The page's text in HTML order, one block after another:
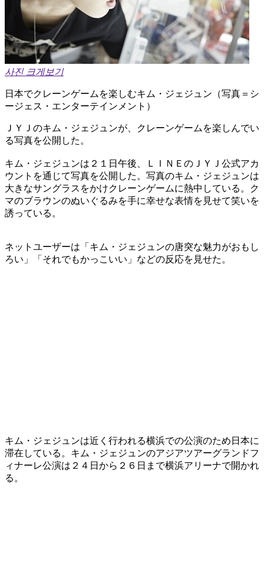
사진 크게보기
日本でクレーンゲームを楽しむキム・ジェジュン（写真＝シ
ージェス・エンターテインメント）
ＪＹＪのキム・ジェジュンが、クレーンゲームを楽しんでい
る写真を公開した。
キム・ジェジュンは２１日午後、ＬＩＮＥのＪＹＪ公式アカ
ウントを通じて写真を公開した。写真のキム・ジェジュンは
大きなサングラスをかけクレーンゲームに熱中している。ク
マのブラウンのぬいぐるみを手に幸せな表情を見せて笑いを
誘っている。
ネットユーザーは「キム・ジェジュンの唐突な魅力がおもし
ろい」「それでもかっこいい」などの反応を見せた。
キム・ジェジュンは近く行われる横浜での公演のため日本に
滞在している。キム・ジェジュンのアジアツアーグランドフ
ィナーレ公演は２４日から２６日まで横浜アリーナで開かれ
る。